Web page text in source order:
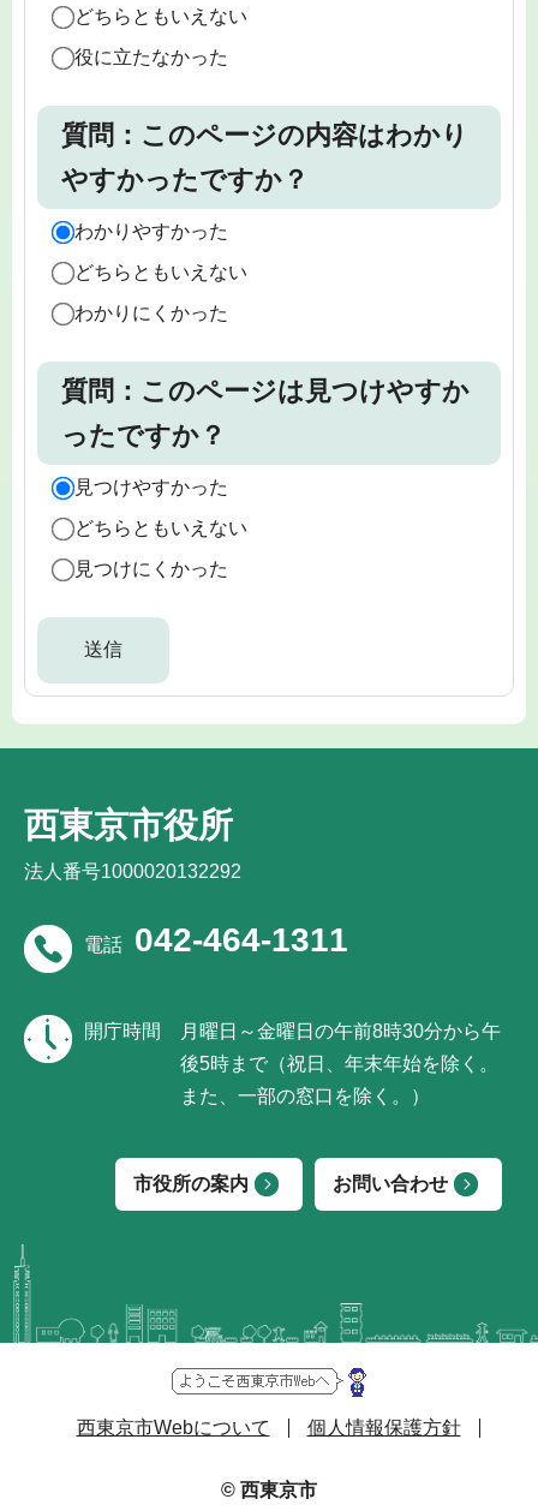
どちらともいえない
役に立たなかった
質問：このページの内容はわかり
やすかったですか？
わかりやすかった
どちらともいえない
わかりにくかった
質問：このページは見つけやすか
ったですか？
見つけやすかった
どちらともいえない
見つけにくかった
西東京市役所
法人番号1000020132292
電話 042-464-1311
開庁時間
月曜日～金曜日の午前8時30分から午
後5時まで（祝日、年末年始を除く。
また、一部の窓口を除く。）
市役所の案内 お問い合わせ
西東京市Webについて 個人情報保護方針
© 西東京市